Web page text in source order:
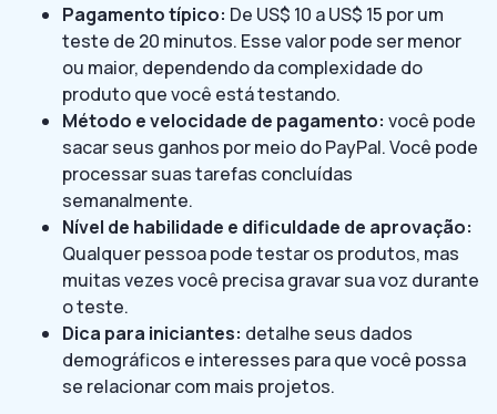
Pagamento típico: De US$ 10 a US$ 15 por um
teste de 20 minutos. Esse valor pode ser menor
ou maior, dependendo da complexidade do
produto que você está testando.
Método e velocidade de pagamento: você pode
sacar seus ganhos por meio do PayPal. Você pode
processar suas tarefas concluídas
semanalmente.
Nível de habilidade e dificuldade de aprovação:
Qualquer pessoa pode testar os produtos, mas
muitas vezes você precisa gravar sua voz durante
o teste.
Dica para iniciantes: detalhe seus dados
demográficos e interesses para que você possa
se relacionar com mais projetos.